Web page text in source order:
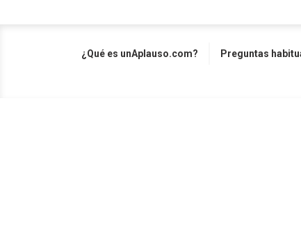
¿Qué es unAplauso.com? Preguntas